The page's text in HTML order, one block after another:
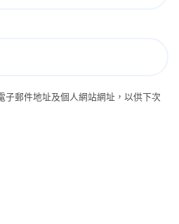
子郵件地址及個人網站網址，以供下次